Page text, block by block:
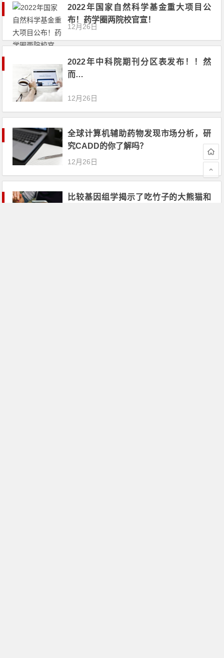
2022年国家自然科学基金重大项目公
布！药学圈两院校官宣！
12月26日
2022年中科院期刊分区表发布！！然
而…
12月26日
全球计算机辅助药物发现市场分析，研
究CADD的你了解吗？
12月26日
比较基因组学揭示了吃竹子的大熊猫和